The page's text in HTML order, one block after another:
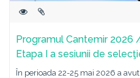
Programul Cantemir
Etapa I a sesiunii de
În perioada 22-25 mai 2026 a